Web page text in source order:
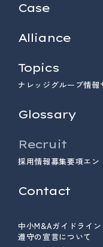
Case
Alliance
Topics
ナレッジ グループ情報
Glossary
Recruit
採用情報募集要項エン
Contact
中小M&Aガイドライン
遵守の宣言について